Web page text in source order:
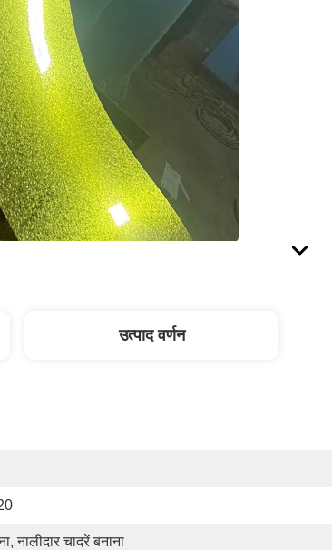
उत्पाद वर्णन
नालीदार चादरें बनाना